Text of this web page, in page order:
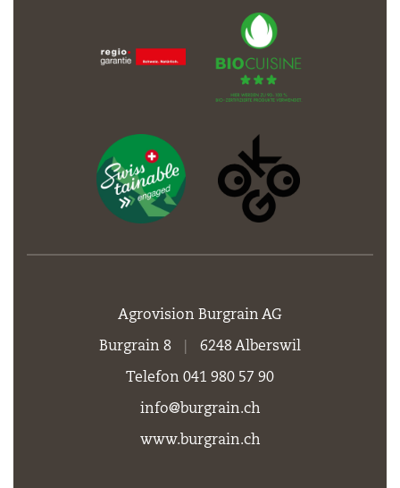
Agrovision Burgrain AG
Burgrain 8 6248 Alberswil
Telefon 041 980 57 90
info@burgrain.ch
www.burgrain.ch